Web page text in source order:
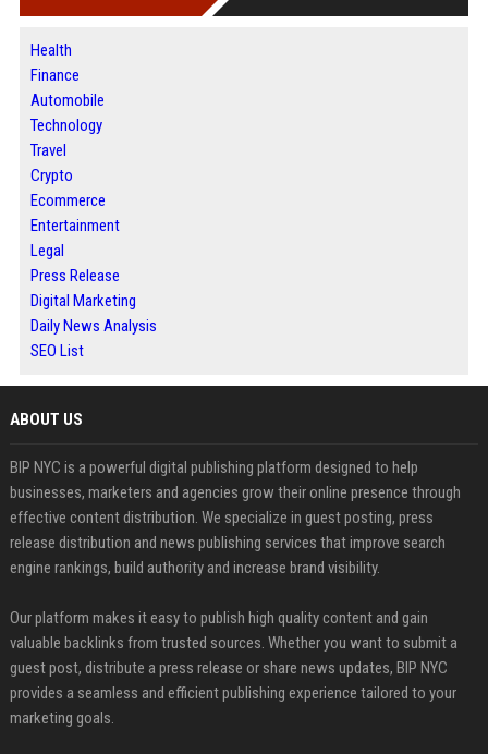
Health
Finance
Automobile
Technology
Travel
Crypto
Ecommerce
Entertainment
Legal
Press Release
Digital Marketing
Daily News Analysis
SEO List
ABOUT US
BIP NYC is a powerful digital publishing platform designed to help
businesses, marketers and agencies grow their online presence through
effective content distribution. We specialize in guest posting, press
release distribution and news publishing services that improve search
engine rankings, build authority and increase brand visibility.
Our platform makes it easy to publish high quality content and gain
valuable backlinks from trusted sources. Whether you want to submit a
guest post, distribute a press release or share news updates, BIP NYC
provides a seamless and efficient publishing experience tailored to your
marketing goals.